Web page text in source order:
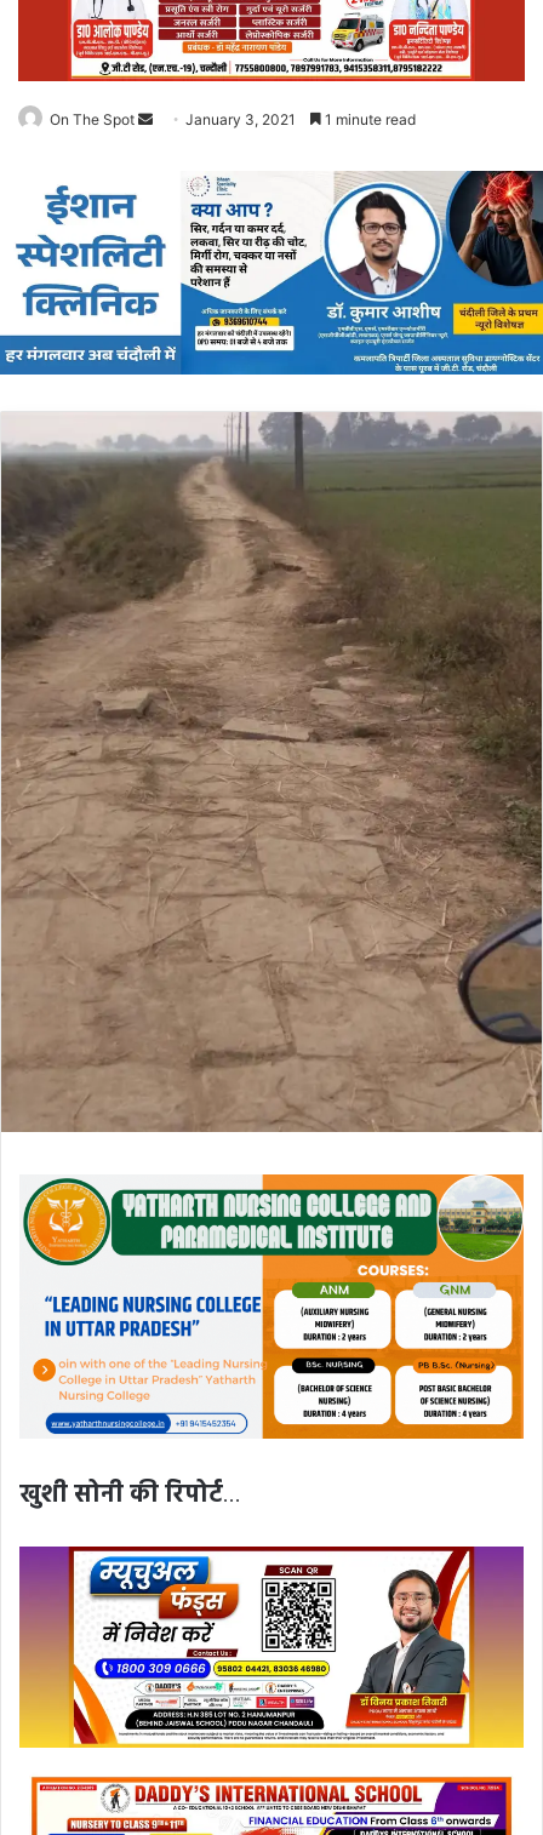
On The Spot
Send
email
January 3, 2021 1 minute read
खुशी सोनी की रिपोर्ट…